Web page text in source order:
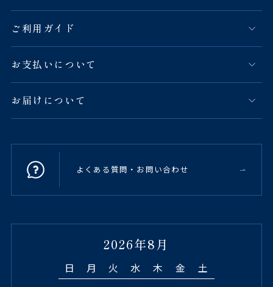
ご利用ガイド
お支払いについて
お届けについて
よくある質問・お問い合わせ
2026年8月
日 月 火 水 木 金 土